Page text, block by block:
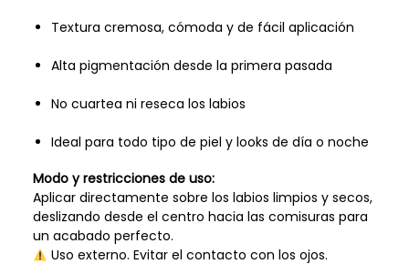
Textura cremosa, cómoda y de fácil aplicación
Alta pigmentación desde la primera pasada
No cuartea ni reseca los labios
Ideal para todo tipo de piel y looks de día o noche
Modo y restricciones de uso:
Aplicar directamente sobre los labios limpios y secos,
deslizando desde el centro hacia las comisuras para
un acabado perfecto.
Uso externo. Evitar el contacto con los ojos.